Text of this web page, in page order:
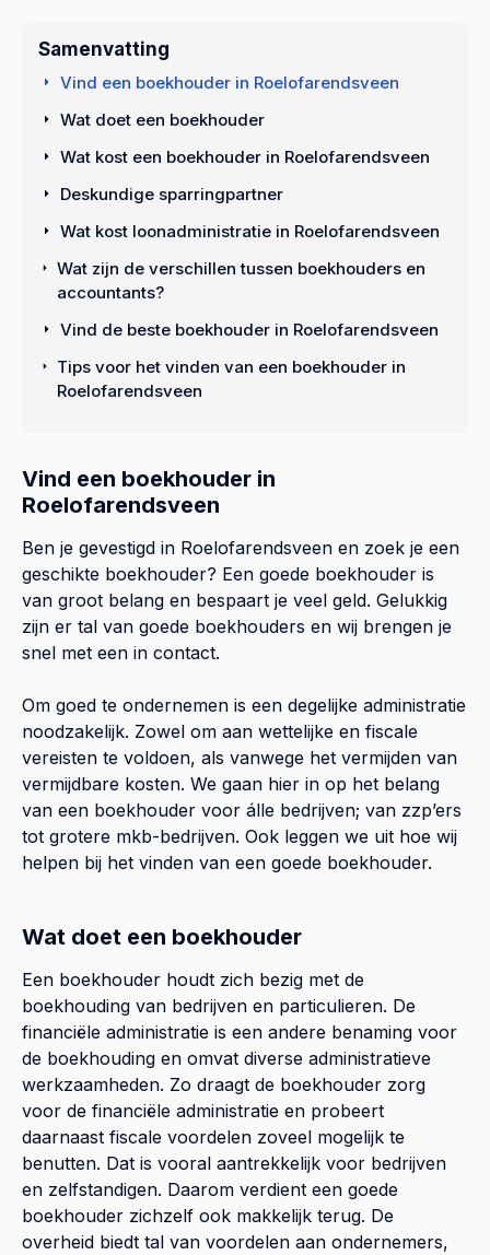
Vind een boekhouder in
Roelofarendsveen
Ben je gevestigd in Roelofarendsveen en zoek je een
geschikte boekhouder? Een goede boekhouder is
van groot belang en bespaart je veel geld. Gelukkig
zijn er tal van goede boekhouders en wij brengen je
snel met een in contact.
Om goed te ondernemen is een degelijke administratie
noodzakelijk. Zowel om aan wettelijke en fiscale
vereisten te voldoen, als vanwege het vermijden van
vermijdbare kosten. We gaan hier in op het belang
van een boekhouder voor álle bedrijven; van zzp’ers
tot grotere mkb-bedrijven. Ook leggen we uit hoe wij
helpen bij het vinden van een goede boekhouder.
Wat doet een boekhouder
Een boekhouder houdt zich bezig met de
boekhouding van bedrijven en particulieren. De
financiële administratie is een andere benaming voor
de boekhouding en omvat diverse administratieve
werkzaamheden. Zo draagt de boekhouder zorg
voor de financiële administratie en probeert
daarnaast fiscale voordelen zoveel mogelijk te
benutten. Dat is vooral aantrekkelijk voor bedrijven
en zelfstandigen. Daarom verdient een goede
boekhouder zichzelf ook makkelijk terug. De
overheid biedt tal van voordelen aan ondernemers,
Samenvatting
Vind een boekhouder in Roelofarendsveen
Wat doet een boekhouder
Wat kost een boekhouder in Roelofarendsveen
Deskundige sparringpartner
Wat kost loonadministratie in Roelofarendsveen
Wat zijn de verschillen tussen boekhouders en
accountants?
Vind de beste boekhouder in Roelofarendsveen
Tips voor het vinden van een boekhouder in
Roelofarendsveen